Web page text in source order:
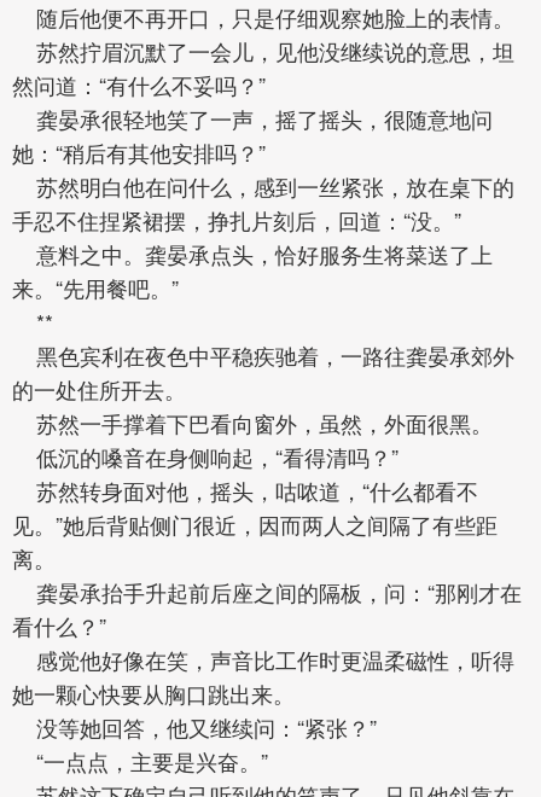
随后他便不再开口，只是仔细观察她脸上的表情。
苏然拧眉沉默了一会儿，见他没继续说的意思，坦
然问道：“有什么不妥吗？”
龚晏承很轻地笑了一声，摇了摇头，很随意地问
她：“稍后有其他安排吗？”
苏然明白他在问什么，感到一丝紧张，放在桌下的
手忍不住捏紧裙摆，挣扎片刻后，回道：“没。”
意料之中。龚晏承点头，恰好服务生将菜送了上
来。“先用餐吧。”
**
黑色宾利在夜色中平稳疾驰着，一路往龚晏承郊外
的一处住所开去。
苏然一手撑着下巴看向窗外，虽然，外面很黑。
低沉的嗓音在身侧响起，“看得清吗？”
苏然转身面对他，摇头，咕哝道，“什么都看不
见。”她后背贴侧门很近，因而两人之间隔了有些距
离。
龚晏承抬手升起前后座之间的隔板，问：“那刚才在
看什么？”
感觉他好像在笑，声音比工作时更温柔磁性，听得
她一颗心快要从胸口跳出来。
没等她回答，他又继续问：“紧张？”
“一点点，主要是兴奋。”